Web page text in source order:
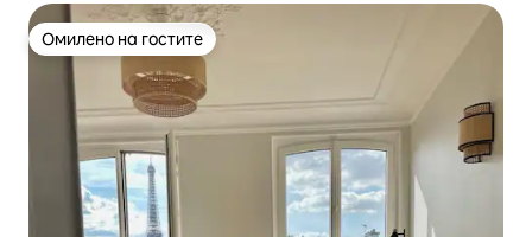
Омилено на гостите
Омилено на гостите